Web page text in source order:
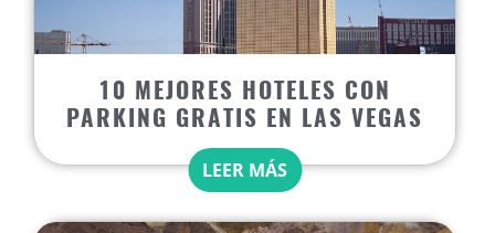
10 MEJORES HOTELES CON
PARKING GRATIS EN LAS VEGAS
LEER MÁS